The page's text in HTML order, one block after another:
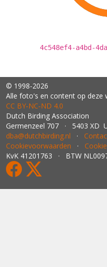
4c548ef4-a4bd-
© 1998-2026
Alle foto's en content op deze
CC BY‑NC‑ND 4.0
Dutch Birding Association
Germenzeel 707 · 5403 XD
dba@dutchbirding.nl ·
Cookievoorwaarden ·
KvK 41201763 · BTW